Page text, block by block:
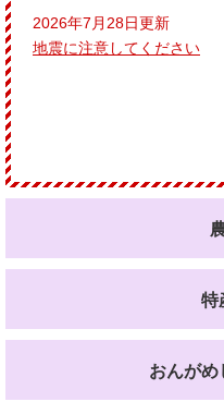
2026年7月28日更新
地震に注意してください
特
おんがめ